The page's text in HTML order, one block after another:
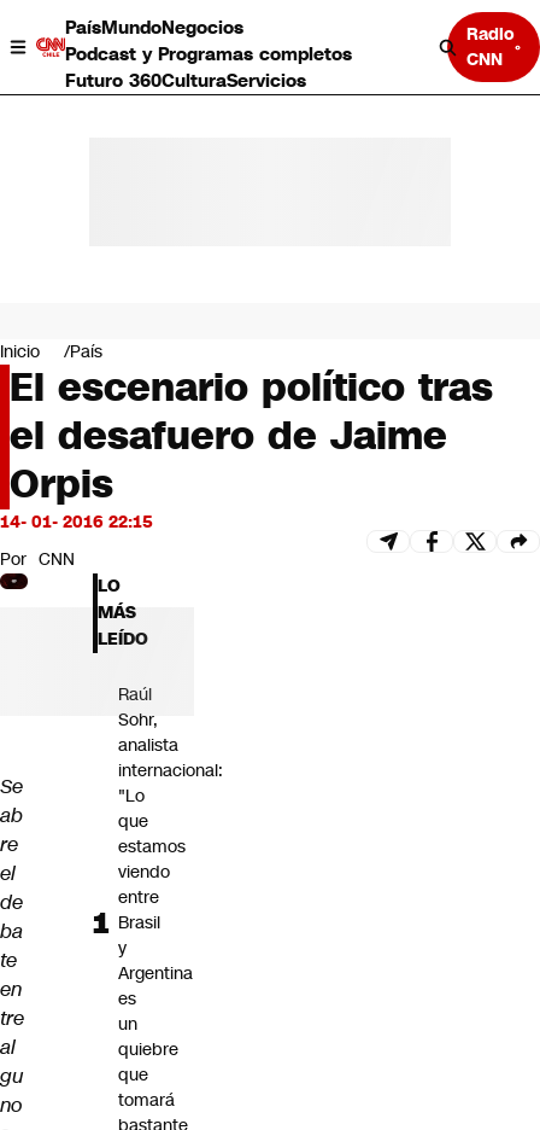
PaísMundoNegocios
Podcast y Programas completos
Futuro 360CulturaServicios
Radio
CNN
Negocios
Deportes
Programas completos
Cultura
Servicios
Bits
CNN Data
CNN tiempo
Futuro 360
Opinión
Inicio País
El escenario político tras
el desafuero de Jaime
Orpis
14- 01- 2016 22:15
Por CNN
Se
ab
re
el
de
ba
te
en
tre
al
gu
no
LO
MÁS
LEÍDO
Raúl
Sohr,
analista
internacional:
"Lo
que
estamos
viendo
entre
Brasil
y
Argentina
es
un
quiebre
que
tomará
bastante